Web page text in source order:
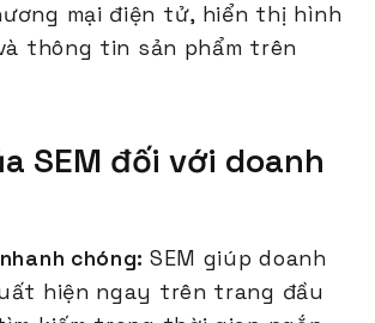
mại điện tử, hiển thị hình
thông tin sản phẩm trên
SEM đối với doanh
chóng: SEM giúp doanh
hiện ngay trên trang đầu